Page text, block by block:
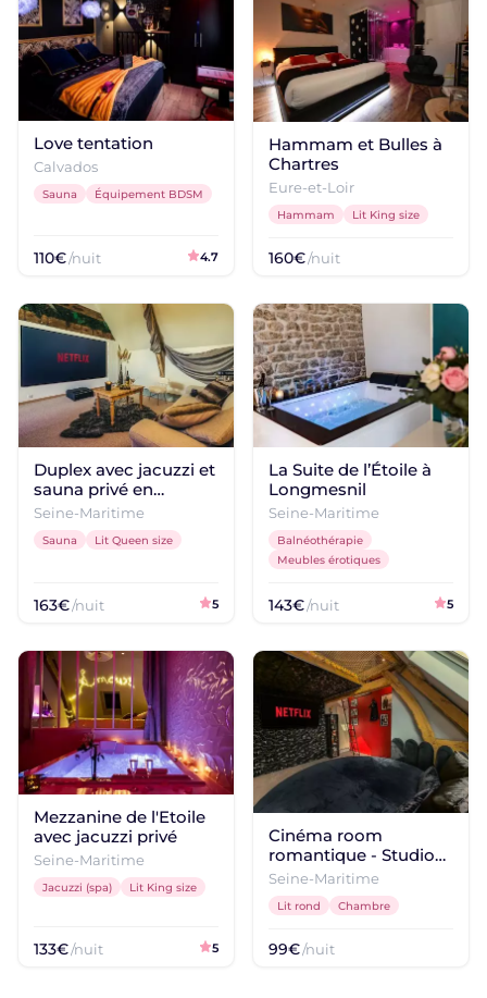
Love tentation
Calvados
Sauna Équipement BDSM
110€/nuit 4.7
Hammam et Bulles à
Chartres
Eure-et-Loir
Hammam Lit King size
160€/nuit
Duplex avec jacuzzi et
sauna privé en
Normandie
Seine-Maritime
Sauna Lit Queen size
163€/nuit 5
La Suite de l’Étoile à
Longmesnil
Seine-Maritime
Balnéothérapie
Meubles érotiques
143€/nuit 5
Mezzanine de l'Etoile
avec jacuzzi privé
Seine-Maritime
Jacuzzi (spa) Lit King size
133€/nuit 5
Cinéma room
romantique - Studio
de l'Étoile
Seine-Maritime
Lit rond Chambre
99€/nuit